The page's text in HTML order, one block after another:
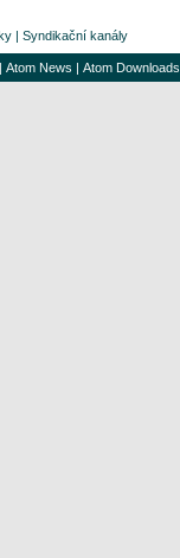
| Syndikační kanály
| Atom News | Atom Downloads